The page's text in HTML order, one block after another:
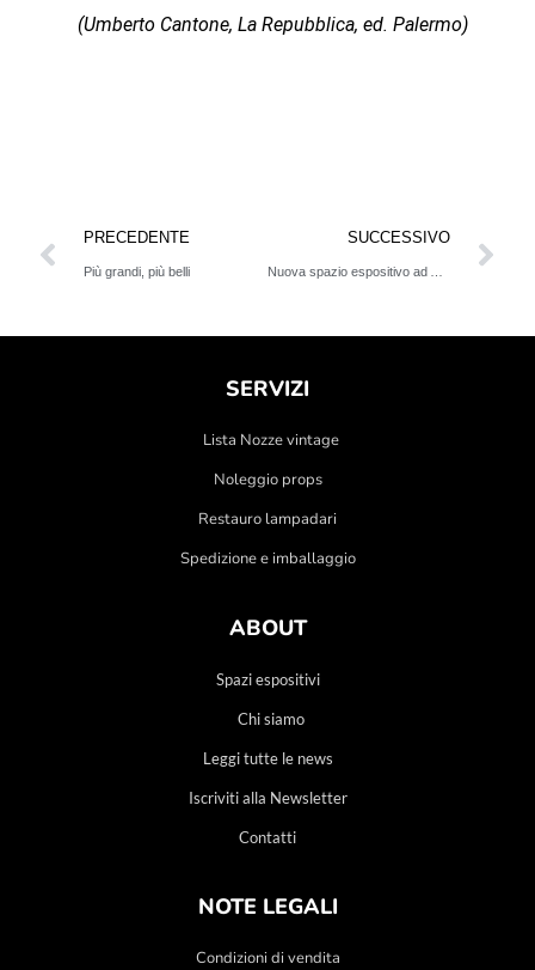
(Umberto Cantone, La Repubblica, ed. Palermo)
PRECEDENTE
Più grandi, più belli
SUCCESSIVO
SERVIZI
Lista Nozze vintage
Noleggio props
Restauro lampadari
Spedizione e imballaggio
ABOUT
Spazi espositivi
Chi siamo
Leggi tutte le news
Iscriviti alla Newsletter
Contatti
NOTE LEGALI
Condizioni di vendita